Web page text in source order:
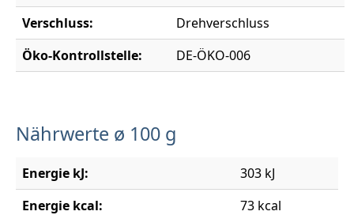
Verschluss:
Drehverschluss
Öko-Kontrollstelle:
DE-ÖKO-006
Nährwerte ø 100 g
Energie kJ:
303 kJ
Energie kcal:
73 kcal